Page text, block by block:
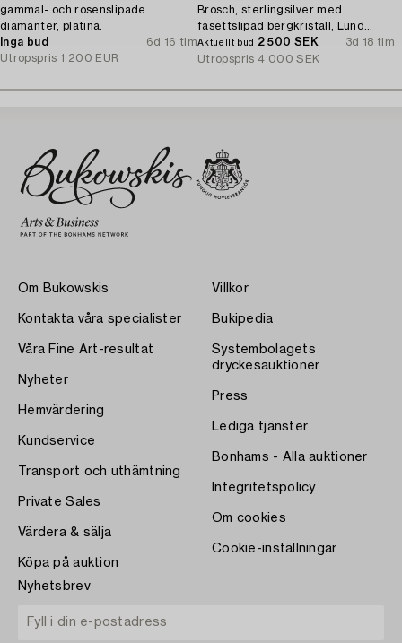
gammal- och rosenslipade
diamanter, platina.
Inga bud
6d 16 tim
Utropspris 1 200 EUR
Brosch, sterlingsilver med
fasettslipad bergkristall, Lund
1946.
Aktuellt bud 2 500 SEK
3d 18 tim
Utropspris 4 000 SEK
Om Bukowskis
Kontakta våra specialister
Våra Fine Art-resultat
Nyheter
Hemvärdering
Kundservice
Transport och uthämtning
Private Sales
Värdera & sälja
Köpa på auktion
Villkor
Bukipedia
Systembolagets
dryckesauktioner
Press
Lediga tjänster
Bonhams - Alla auktioner
Integritetspolicy
Om cookies
Cookie-inställningar
Nyhetsbrev